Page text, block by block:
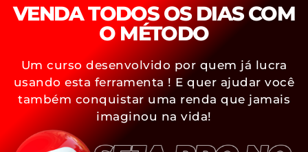
VENDA TODOS OS DIAS COM
O MÉTODO
Um curso desenvolvido por quem já lucra
usando esta ferramenta ! E quer ajudar você
também conquistar uma renda que jamais
imaginou na vida!